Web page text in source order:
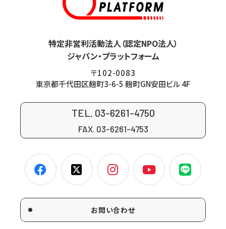
特定非営利活動法人（認定NPO法人）
ジャパン・プラットフォーム
〒102-0083
東京都千代田区麹町3-6-5 麹町GN安田ビル 4F
TEL. 03-6261-4750
FAX. 03-6261-4753
お問い合わせ